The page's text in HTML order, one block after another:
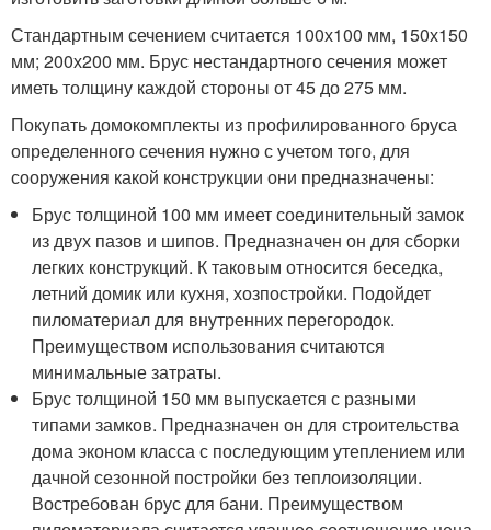
Стандартным сечением считается 100х100 мм, 150х150
мм; 200х200 мм. Брус нестандартного сечения может
иметь толщину каждой стороны от 45 до 275 мм.
Покупать домокомплекты из профилированного бруса
определенного сечения нужно с учетом того, для
сооружения какой конструкции они предназначены:
Брус толщиной 100 мм имеет соединительный замок
из двух пазов и шипов. Предназначен он для сборки
легких конструкций. К таковым относится беседка,
летний домик или кухня, хозпостройки. Подойдет
пиломатериал для внутренних перегородок.
Преимуществом использования считаются
минимальные затраты.
Брус толщиной 150 мм выпускается с разными
типами замков. Предназначен он для строительства
дома эконом класса с последующим утеплением или
дачной сезонной постройки без теплоизоляции.
Востребован брус для бани. Преимуществом